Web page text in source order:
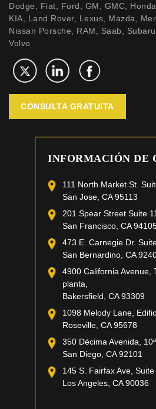
Dodge, Fiat, Ford, GM, GMC,
KIA, Land Rover, Lexus, Mazda,
Nissan Porsche, RAM, Saab,
Volvo
CONSULTA GRATUITA
INFORMACIÓN DE
111 North Market St.
San Jose, CA 95113
201 Spear Street Suite
San Francisco, CA
473 E. Carnegie Dr.
San Bernardino, CA
4900 California Avenue,
planta,
Bakersfield, CA 93309
1098 Melody Lane,
Roseville, CA 95678
350 Décima Avenida,
San Diego, CA 92101
145 S. Fairfax Ave,
Los Angeles, CA 90036